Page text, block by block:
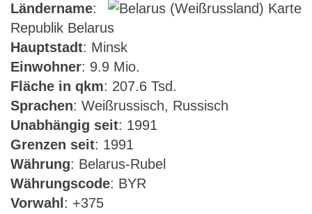
Ländername:
Republik Belarus
Hauptstadt: Minsk
Einwohner: 9.9 Mio.
Fläche in qkm: 207.6 Tsd.
Sprachen: Weißrussisch, Russisch
Unabhängig seit: 1991
Grenzen seit: 1991
Währung: Belarus-Rubel
Währungscode: BYR
Vorwahl : +375